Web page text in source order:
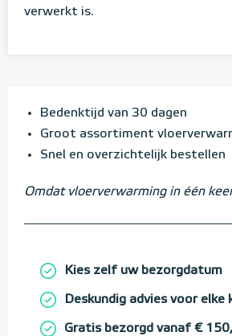
verwerkt is.
Bedenktijd van 30 dagen
Groot assortiment
Snel en overzichtelijk bestellen
Omdat vloerverwarming in één
Kies zelf uw bezorgdatum
Deskundig advies voor elke
Gratis bezorgd vanaf €